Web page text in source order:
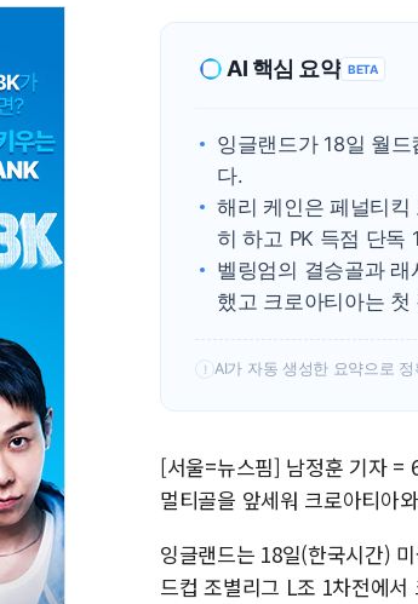
AI 핵심 요약 BETA
잉글랜드가 18일 월
다.
해리 케인은 페널티
히 하고 PK 득점 단독
벨링엄의 결승골과
했고 크로아티아는
! AI가 자동 생성한 요약으로
[서울=뉴스핌] 남정훈 기자 =
멀티골을 앞세워 크로아티아
잉글랜드는 18일(한국시간)
드컵 조별리그 L조 1차전에